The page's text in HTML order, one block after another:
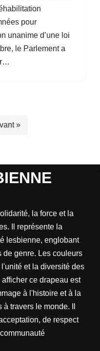
pour
unanime d’une loi
le Parlement a
»
la force et la
Il représente la
lesbienne, englobant
de genre. Les couleurs
et la diversité des
ce drapeau est
à l'histoire et à la
travers le monde. Il
de respect